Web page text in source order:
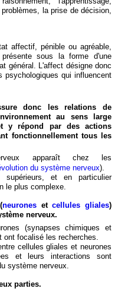
la prise de décision,
affectif, pénible ou agréable,
sous la forme d'une
général. L'affect désigne donc
psychologiques qui influencent
donc les relations de
au sens large
y répond par des actions
fonctionnellement tous les
apparaît chez les
du système nerveux).
supérieurs, et en particulier
le plus complexe.
neuronesetcellules gliales)
nerveux.
(synapses chimiques et
ont focalisé les recherches.
cellules gliales et neurones
et leurs interactions sont
système nerveux.
parties.